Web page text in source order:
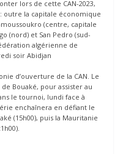
lors de cette CAN-2023,
outre la capitale économique
(centre, capitale
(nord) et San Pedro (sud-
algérienne de
soir Abidjan
d’ouverture de la CAN. Le
Bouaké, pour assister au
le tournoi, lundi face à
enchaînera en défiant le
(15h00), puis la Mauritanie